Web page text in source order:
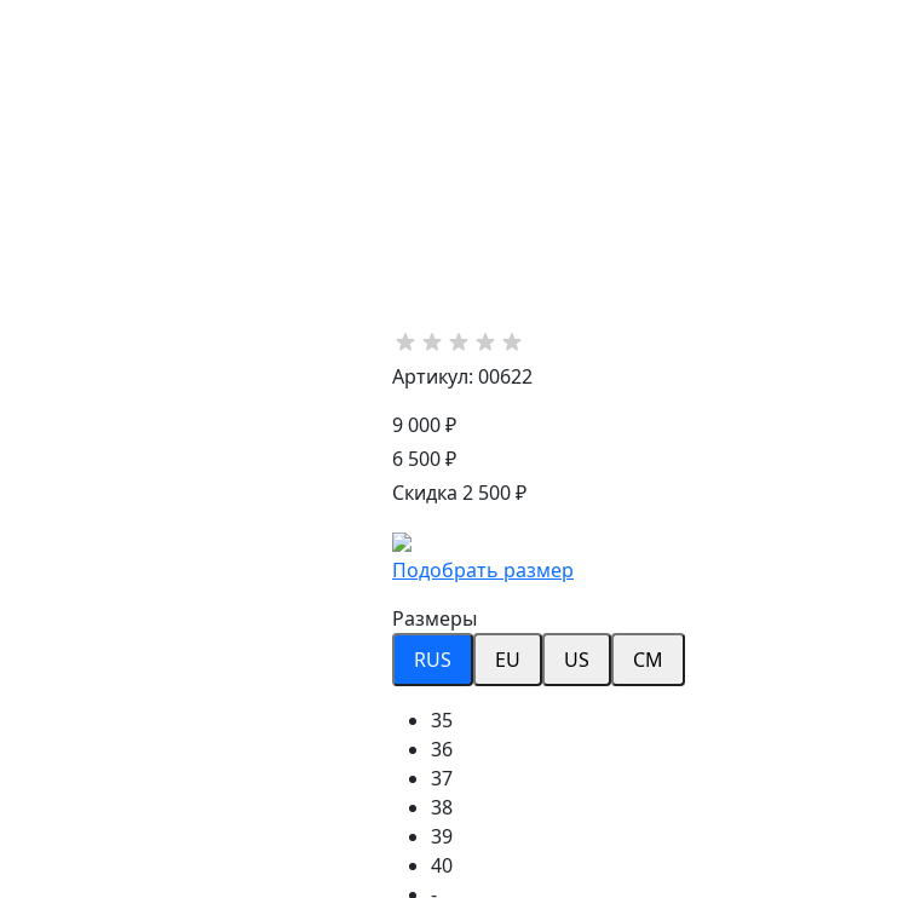
Артикул: 00622
9 000 ₽
6 500 ₽
Скидка 2 500 ₽
Подобрать размер
Размеры
RUS
EU US CM
35
36
37
38
39
40